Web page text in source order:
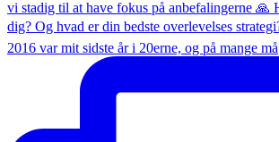
2016 var mit sidste år i 20erne, og på mange må